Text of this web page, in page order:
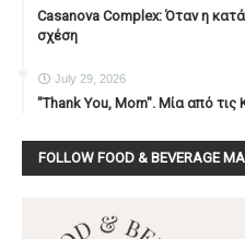
Casanova Complex: Όταν η
σχέση
July 29, 2026
"Thank You, Mοm". Μία από τις
FOLLOW FOOD & BEVERAGE